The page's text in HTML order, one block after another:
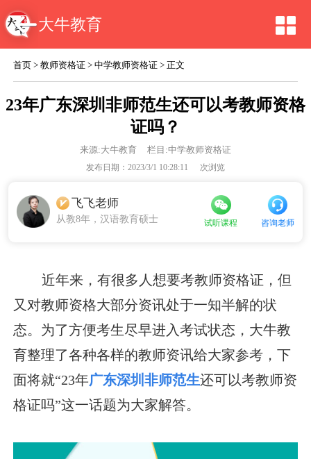
大牛教育
首页 >教师资格证 >中学教师资格证 > 正文
23年广东深圳非师范生还可以考教师资格
证吗？
来源:大牛教育 栏目:中学教师资格证
发布日期：2023/3/1 10:28:11 次浏览
飞飞老师
从教8年，汉语教育硕士 试听课程 咨询老师
近年来，有很多人想要考教师资格证，但
又对教师资格大部分资讯处于一知半解的状
态。为了方便考生尽早进入考试状态，大牛教
育整理了各种各样的教师资讯给大家参考，下
面将就“23年广东深圳非师范生还可以考教师资
格证吗”这一话题为大家解答。